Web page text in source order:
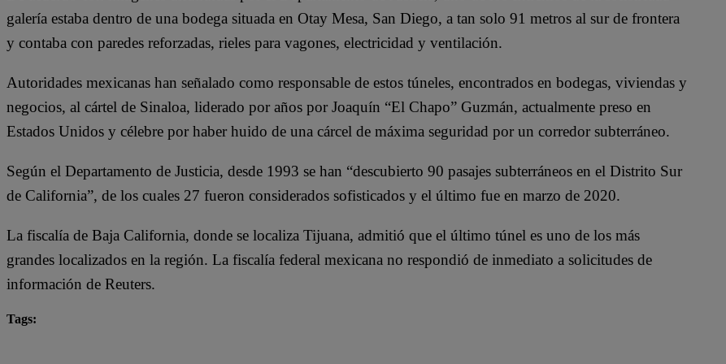
galería estaba dentro de una bodega situada en Otay Mesa, San Diego, a tan solo 91 metros al sur de frontera
y contaba con paredes reforzadas, rieles para vagones, electricidad y ventilación.
Autoridades mexicanas han señalado como responsable de estos túneles, encontrados en bodegas, viviendas y
negocios, al cártel de Sinaloa, liderado por años por Joaquín “El Chapo” Guzmán, actualmente preso en
Estados Unidos y célebre por haber huido de una cárcel de máxima seguridad por un corredor subterráneo.
Según el Departamento de Justicia, desde 1993 se han “descubierto 90 pasajes subterráneos en el Distrito Sur
de California”, de los cuales 27 fueron considerados sofisticados y el último fue en marzo de 2020.
La fiscalía de Baja California, donde se localiza Tijuana, admitió que el último túnel es uno de los más
grandes localizados en la región. La fiscalía federal mexicana no respondió de inmediato a solicitudes de
información de Reuters.
Tags: